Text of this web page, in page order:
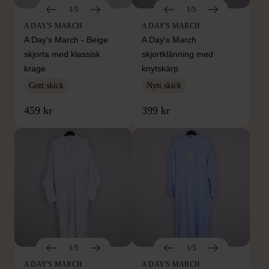
1/5
A DAY'S MARCH
A Day's March - Beige
skjorta med klassisk
krage
Gott skick
459 kr
1/5
A DAY'S MARCH
A Day's March
skjortklänning med
knytskärp
Nytt skick
399 kr
1/5
A DAY'S MARCH
1/5
A DAY'S MARCH